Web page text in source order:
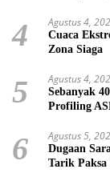
4 Agustus 4,
Cuaca
Zona Siaga
5 Agustus 4,
Sebanyak
Profiling
6 Agustus 5,
Dugaan
Tarik Paksa